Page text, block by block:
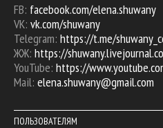
FB: facebook.com/elena.shuwany
VK: vk.com/shuwany
Telegram: https://t.me/
ЖЖ: https://
YouTube: https://
Mail: elena.shuwany@gmail.com
ПОЛЬЗОВАТЕЛЯМ